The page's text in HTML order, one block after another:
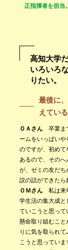
正指揮者を担当。
高知大学
いろいろ
りたい。
最後に
えてい
ＯＡさん 卒業ま
ームをいっぱい
のですが、初め
あるので、その
が、ゼミの友だ
説の話ができたら
ＯＭさん 私は来
学生活の集大成
ていこうと思っ
懸命取り組むこ
りに気を取られ
こうと思っていま